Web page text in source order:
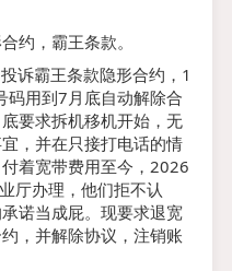
：基于无效签名 + 跨区
，该借款合同应属无
收取的违规费用2263.7
约，霸王条款。
诉霸王条款隐形合约，1
码用到7月底自动解除合
要求拆机移机开始，无
，并在只接打电话的情
着宽带费用至今，2026
厅办理，他们拒不认
诺当成屁。现要求退宽
，并解除协议，注销账